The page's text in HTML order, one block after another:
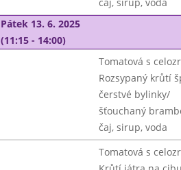
Pátek 13. 6. 2025
(11:15 - 14:00)
Tomatová s
Rozsypaný krůtí
čerstvé bylinky/
šťouchaný
čaj, sirup, voda
Tomatová s